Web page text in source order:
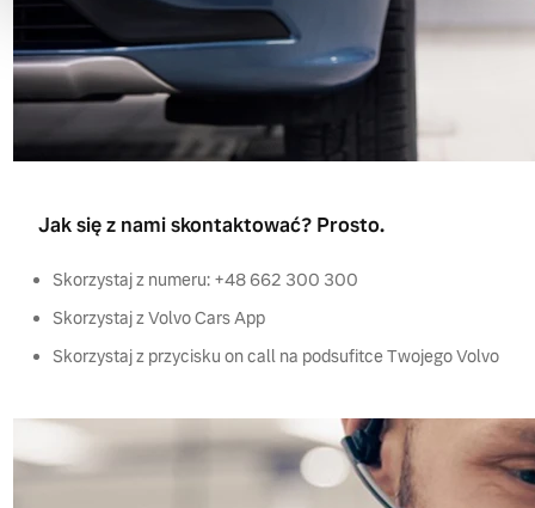
Jak się z nami skontaktować? Prosto.
Skorzystaj z numeru: +48 662 300 300
Skorzystaj z Volvo Cars App
Skorzystaj z przycisku on call na podsufitce Twojego Volvo